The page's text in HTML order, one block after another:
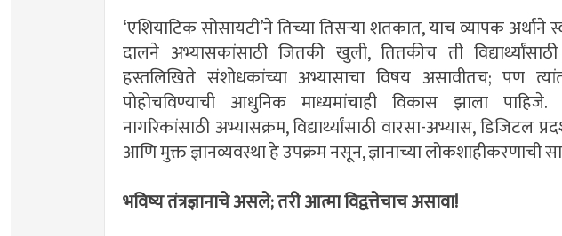
‌‘एशियाटिक सोसायटी‌’ने तिच्या तिसऱ्या शतकात, याच व्यापक अर्थाने
दालने अभ्यासकांसाठी जितकी खुली, तितकीच ती
हस्तलिखिते संशोधकांच्या अभ्यासाचा विषय असावीतच; पण
पोहोचविण्याची आधुनिक माध्यमांचाही विकास झाला पाहिजे.
नागरिकांसाठी अभ्यासक्रम, विद्यार्थ्यांसाठी वारसा-अभ्यास, डिजिटल
आणि मुक्त ज्ञानव्यवस्था हे उपक्रम नसून, ज्ञानाच्या लोकशाहीकरणाची
भविष्य तंत्रज्ञानाचे असले; तरी आत्मा विद्वत्तेचाच असावा!